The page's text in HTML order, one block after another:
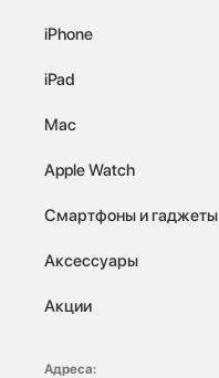
iPhone
iPad
Mac
Apple Watch
Смартфоны и гаджеты
Аксессуары
Акции
Адреса: